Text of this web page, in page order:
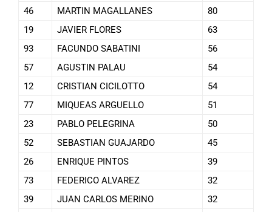
46
MARTIN MAGALLANES
80
19
JAVIER FLORES
63
93
FACUNDO SABATINI
56
57
AGUSTIN PALAU
54
12
CRISTIAN CICILOTTO
54
77
MIQUEAS ARGUELLO
51
23
PABLO PELEGRINA
50
52
SEBASTIAN GUAJARDO
45
26
ENRIQUE PINTOS
39
73
FEDERICO ALVAREZ
32
39
JUAN CARLOS MERINO
32